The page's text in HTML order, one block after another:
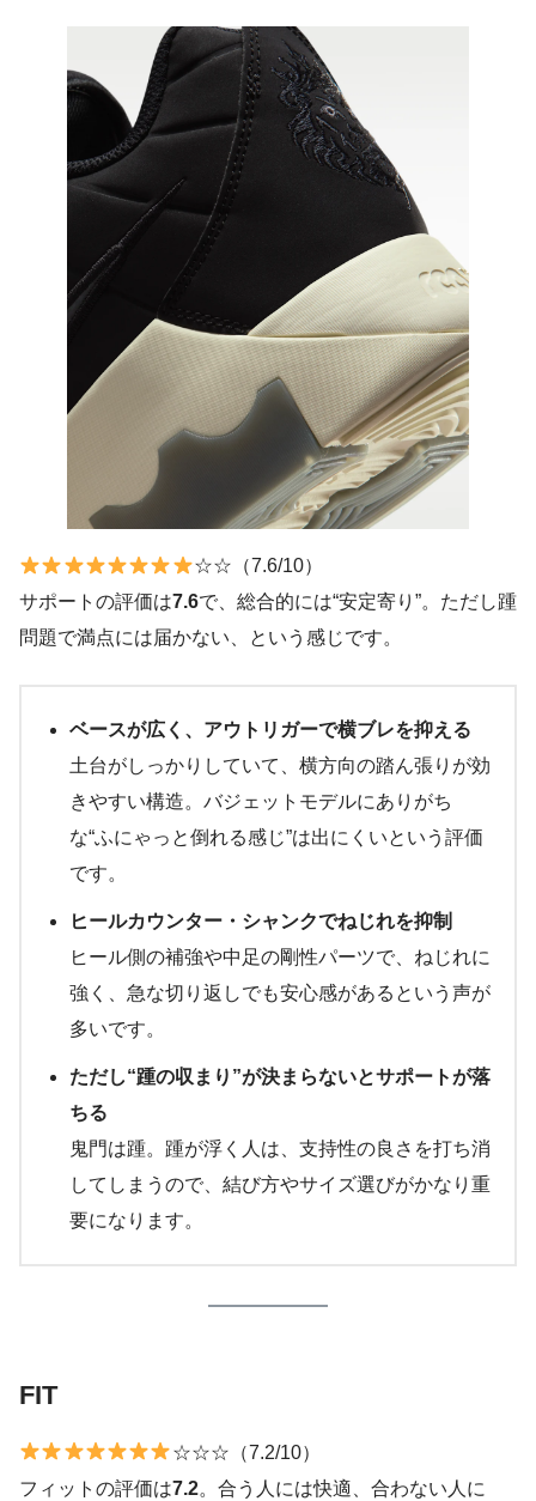
☆☆（7.6/10）
サポートの評価は7.6で、総合的には“安定寄り”。ただし踵
問題で満点には届かない、という感じです。
ベースが広く、アウトリガーで横ブレを抑える
土台がしっかりしていて、横方向の踏ん張りが効
きやすい構造。バジェットモデルにありがち
な“ふにゃっと倒れる感じ”は出にくいという評価
です。
ヒールカウンター・シャンクでねじれを抑制
ヒール側の補強や中足の剛性パーツで、ねじれに
強く、急な切り返しでも安心感があるという声が
多いです。
ただし“踵の収まり”が決まらないとサポートが落
ちる
鬼門は踵。踵が浮く人は、支持性の良さを打ち消
してしまうので、結び方やサイズ選びがかなり重
要になります。
FIT
☆☆☆（7.2/10）
フィットの評価は7.2。合う人には快適、合わない人に